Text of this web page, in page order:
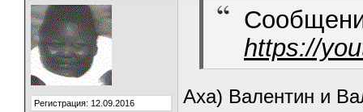
Регистрация: 12.09.2016
https://
Аха) Валентин и